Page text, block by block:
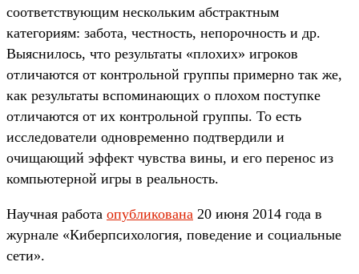
соответствующим нескольким абстрактным
категориям: забота, честность, непорочность и др.
Выяснилось, что результаты «плохих» игроков
отличаются от контрольной группы примерно так же,
как результаты вспоминающих о плохом поступке
отличаются от их контрольной группы. То есть
исследователи одновременно подтвердили и
очищающий эффект чувства вины, и его перенос из
компьютерной игры в реальность.
Научная работа опубликована 20 июня 2014 года в
журнале «Киберпсихология, поведение и социальные
сети».